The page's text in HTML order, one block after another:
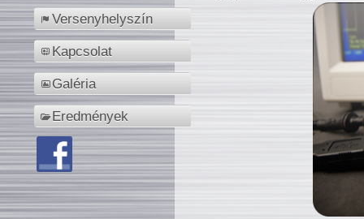
Versenyhelyszín
Kapcsolat
Galéria
Eredmények